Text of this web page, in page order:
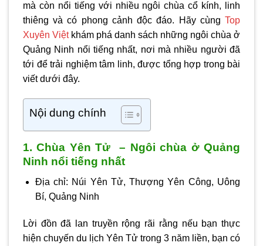
mà còn nổi tiếng với nhiều ngôi chùa cổ kính, linh
thiêng và có phong cảnh độc đáo. Hãy cùng Top
Xuyên Việtkhám phá danh sách những ngôi chùa ở
Quảng Ninh nổi tiếng nhất, nơi mà nhiều người đã
tới để trải nghiệm tâm linh, được tổng hợp trong bài
viết dưới đây.
Nội dung chính
1. Chùa Yên Tử – Ngôi chùa ở Quảng
Ninh nổi tiếng nhất
Địa chỉ: Núi Yên Tử, Thượng Yên Công, Uông
Bí, Quảng Ninh
Lời đồn đã lan truyền rộng rãi rằng nếu bạn thực
hiện chuyến du lịch Yên Tử trong 3 năm liền, bạn có